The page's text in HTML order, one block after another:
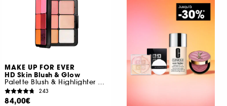
MAKE UP FOR EVER
HD Skin Blush & Glow
Palette Blush & Highlighter Crème
243
84,00€